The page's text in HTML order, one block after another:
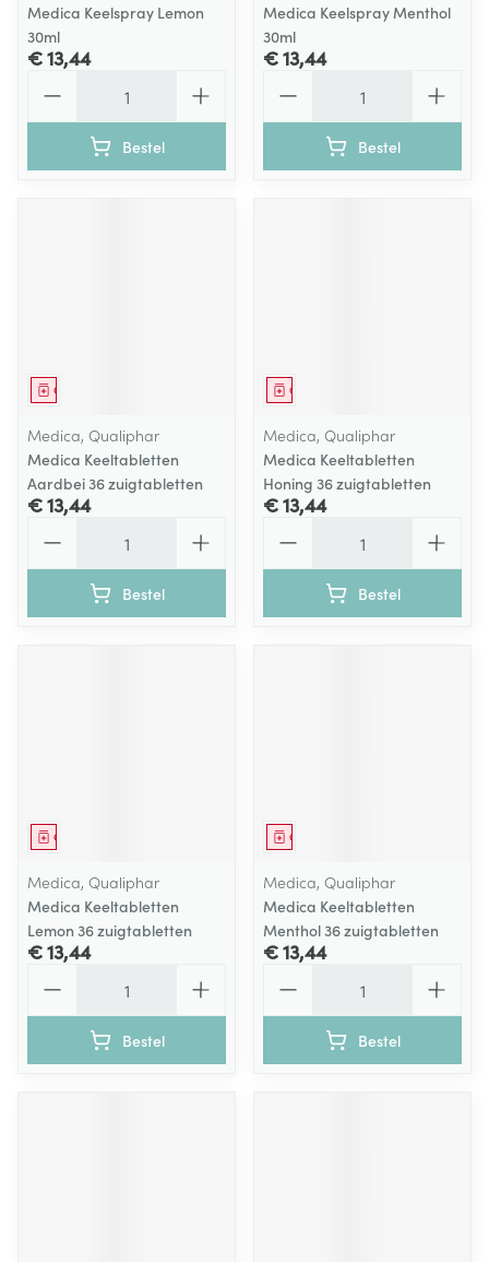
Medica Keelspray Lemon
30ml
€ 13,44
Bestel
Medica Keelspray Menthol
30ml
€ 13,44
Bestel
Geneesmiddel
Medica, Qualiphar
Medica Keeltabletten
Aardbei 36 zuigtabletten
€ 13,44
Bestel
Geneesmiddel
Medica, Qualiphar
Medica Keeltabletten
Honing 36 zuigtabletten
€ 13,44
Bestel
Geneesmiddel
Medica, Qualiphar
Medica Keeltabletten
Lemon 36 zuigtabletten
€ 13,44
Bestel
Geneesmiddel
Medica, Qualiphar
Medica Keeltabletten
Menthol 36 zuigtabletten
€ 13,44
Bestel